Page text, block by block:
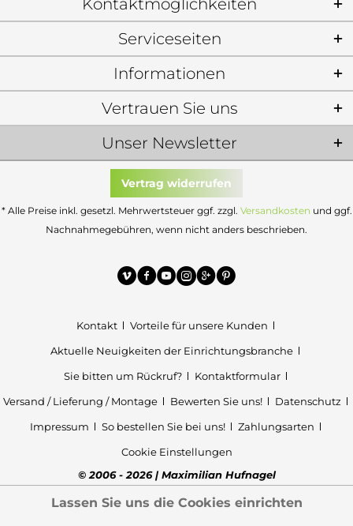
Kontaktmöglichkeiten
Serviceseiten
Informationen
Unser Newsletter
Vertrauen Sie uns
Vertrag widerrufen
* Alle Preise inkl. gesetzl. Mehrwertsteuer ggf. zzgl. Versandkosten und ggf.
Nachnahmegebühren, wenn nicht anders beschrieben.
Kontakt
Vorteile für unsere Kunden
Aktuelle Neuigkeiten der Einrichtungsbranche
Sie bitten um Rückruf?
Kontaktformular
Versand / Lieferung / Montage
Bewerten Sie uns!
Datenschutz
Impressum
So bestellen Sie bei uns!
Zahlungsarten
Cookie Einstellungen
© 2006 - 2026 | Maximilian Hufnagel
Lassen Sie uns die Cookies einrichten